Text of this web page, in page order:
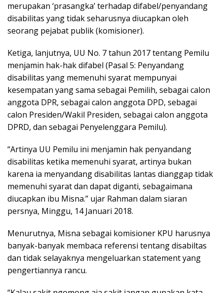
merupakan ‘prasangka’ terhadap difabel/penyandang
disabilitas yang tidak seharusnya diucapkan oleh
seorang pejabat publik (komisioner).
Ketiga, lanjutnya, UU No. 7 tahun 2017 tentang Pemilu
menjamin hak-hak difabel (Pasal 5: Penyandang
disabilitas yang memenuhi syarat mempunyai
kesempatan yang sama sebagai Pemilih, sebagai calon
anggota DPR, sebagai calon anggota DPD, sebagai
calon Presiden/Wakil Presiden, sebagai calon anggota
DPRD, dan sebagai Penyelenggara Pemilu).
“Artinya UU Pemilu ini menjamin hak penyandang
disabilitas ketika memenuhi syarat, artinya bukan
karena ia menyandang disabilitas lantas dianggap tidak
memenuhi syarat dan dapat diganti, sebagaimana
diucapkan ibu Misna.” ujar Rahman dalam siaran
persnya, Minggu, 14 Januari 2018.
Menurutnya, Misna sebagai komisioner KPU harusnya
banyak-banyak membaca referensi tentang disabiltas
dan tidak selayaknya mengeluarkan statement yang
pengertiannya rancu.